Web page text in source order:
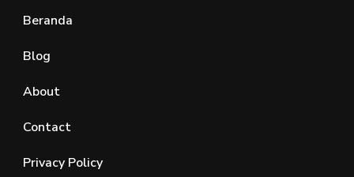
Beranda
Blog
About
Contact
Privacy Policy